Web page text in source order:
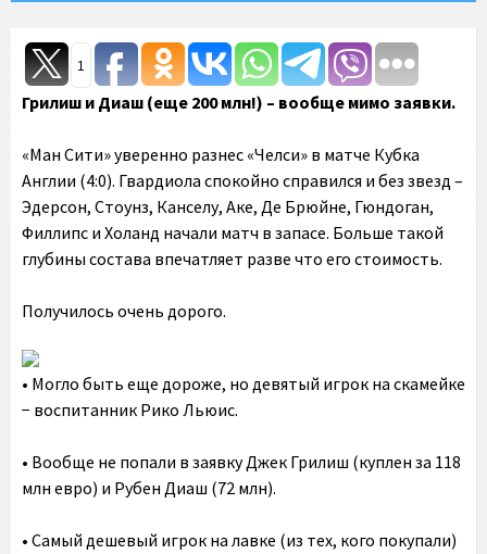
1
Грилиш и Диаш (еще 200 млн!) – вообще мимо заявки.
«Ман Сити» уверенно разнес «Челси» в матче Кубка
Англии (4:0). Гвардиола спокойно справился и без звезд –
Эдерсон, Стоунз, Канселу, Аке, Де Брюйне, Гюндоган,
Филлипс и Холанд начали матч в запасе. Больше такой
глубины состава впечатляет разве что его стоимость.
Получилось очень дорого.
•‎ Могло быть еще дороже, но девятый игрок на скамейке
− воспитанник Рико Льюис.
• Вообще не попали в заявку Джек Грилиш (куплен за 118
млн евро) и Рубен Диаш (72 млн).
• Самый дешевый игрок на лавке (из тех, кого покупали)